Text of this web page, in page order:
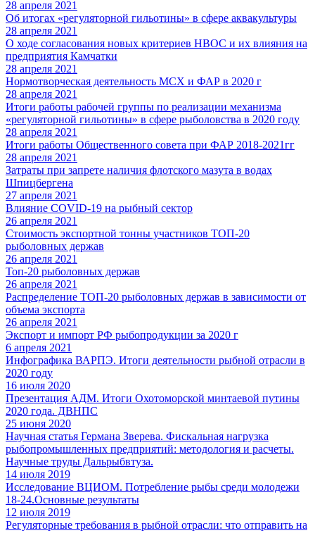
28 апреля 2021
Об итогах «регуляторной гильотины» в сфере аквакультуры
28 апреля 2021
О ходе согласования новых критериев НВОС и их влияния на
предприятия Камчатки
28 апреля 2021
Нормотворческая деятельность МСХ и ФАР в 2020 г
28 апреля 2021
Итоги работы рабочей группы по реализации механизма
«регуляторной гильотины» в сфере рыболовства в 2020 году
28 апреля 2021
Итоги работы Общественного совета при ФАР 2018-2021гг
28 апреля 2021
Затраты при запрете наличия флотского мазута в водах
Шпицбергена
27 апреля 2021
Влияние COVID-19 на рыбный сектор
26 апреля 2021
Стоимость экспортной тонны участников ТОП-20
рыболовных держав
26 апреля 2021
Топ-20 рыболовных держав
26 апреля 2021
Распределение ТОП-20 рыболовных держав в зависимости от
объема экспорта
26 апреля 2021
Экспорт и импорт РФ рыбопродукции за 2020 г
6 апреля 2021
Инфографика ВАРПЭ. Итоги деятельности рыбной отрасли в
2020 году
16 июля 2020
Презентация АДМ. Итоги Охотоморской минтаевой путины
2020 года. ДВНПС
25 июня 2020
Научная статья Германа Зверева. Фискальная нагрузка
рыбопромышленных предприятий: методология и расчеты.
Научные труды Дальрыбвтуза.
14 июля 2019
Исследование ВЦИОМ. Потребление рыбы среди молодежи
18-24.Основные результаты
12 июля 2019
Регуляторные требования в рыбной отрасли: что отправить на